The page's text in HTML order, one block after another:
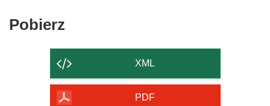
Pobierz
strony
XML
PDF